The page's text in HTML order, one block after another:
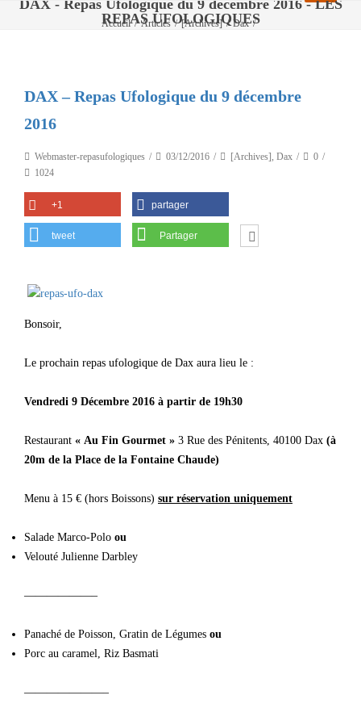
DAX - Repas Ufologique du 9 décembre 2016 - LES
REPAS UFOLOGIQUES
Accueil / Articles / [Archives] / Dax /
DAX – Repas Ufologique du 9 décembre
2016
Webmaster-repasufologiques 03/12/2016 [Archives], Dax
0
1024
+1 partager
tweet Partager
Bonsoir,
Le prochain repas ufologique de Dax aura lieu le :
Vendredi 9 Décembre 2016 à partir de 19h30
Restaurant « Au Fin Gourmet » 3 Rue des Pénitents, 40100 Dax (à
20m de la Place de la Fontaine Chaude)
Menu à 15 € (hors Boissons) sur réservation uniquement
Salade Marco-Polo ou
Velouté Julienne Darbley
——————–
Panaché de Poisson, Gratin de Légumes ou
Porc au caramel, Riz Basmati
———————–